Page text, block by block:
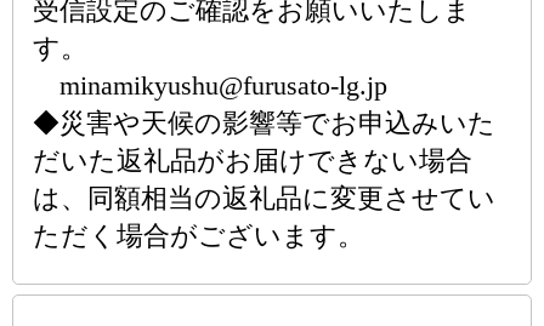
受信設定のご確認をお願いいたしま
す。
minamikyushu@furusato-lg.jp
◆災害や天候の影響等でお申込みいた
だいた返礼品がお届けできない場合
は、同額相当の返礼品に変更させてい
ただく場合がございます。